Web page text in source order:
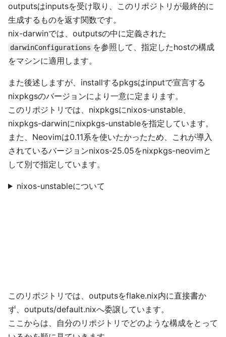
outputsはinputsを受け取り、このリポジトリが最終的に
生成するものを返す関数です。
nix-darwinでは、outputsの中に定義された
darwinConfigurations を参照して、指定したhostの構成
をマシンに適用します。
また後述しますが、installするpkgsはinputで宣言する
nixpkgsのバージョンにより一意に定まります。
このリポジトリでは、nixpkgsにnixos-unstable、
nixpkgs-darwinにnixpkgs-unstableを指定しています。
また、Neovimは0.11系を使いたかったため、これが導入
されているバージョンnixos-25.05をnixpkgs-neovimと
して別で指定しています。
nixos-unstableについて
このリポジトリでは、outputsをflake.nix内に直接書か
ず、outputs/default.nixへ委譲しています。
ここからは、自分のリポジトリでどのような構成をとって